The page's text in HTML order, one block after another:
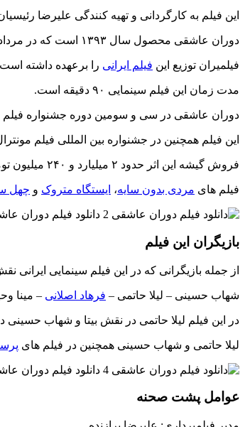
این فیلم به کارگردانی و تهیه کنندگی علیرضا
دوران عاشقی محصول سال ۱۳۹۳ است که در مرداد ماه سال ۱۳۹۴ اکران شده است.
فیلمیران توزیع این فیلم ایرانی را برعهده داشته
مدت زمان این فیلم سینمایی ۹۰ دقیقه است.
دوران عاشقی در سی و سومین دوره جشنواره فیلم فجر نامزد دریافت ۱۰ سیمرغ بلورین و در نهایت برنده دو سیمرغ بلورین در بخش های
این فیلم همچنین در جشنواره بین المللی فیلم
فروش گیشه این اثر حدود ۲ میلیارد و ۲۴۰ میلیون تومان بوده است.
فیلم های مردی بدون سایه، ایستگاه متروک و چهل
بازیگران این فیلم
از جمله بازیگرانی که در این فیلم سینمایی ایرانی
شهاب حسینی – لیلا حاتمی – فرهاد اصلانی – مینا
در این فیلم لیلا حاتمی در نقش بیتا و شهاب حسینی
لیلا حاتمی و شهاب حسینی همچنین در فیلم های
عوامل پشت صحنه